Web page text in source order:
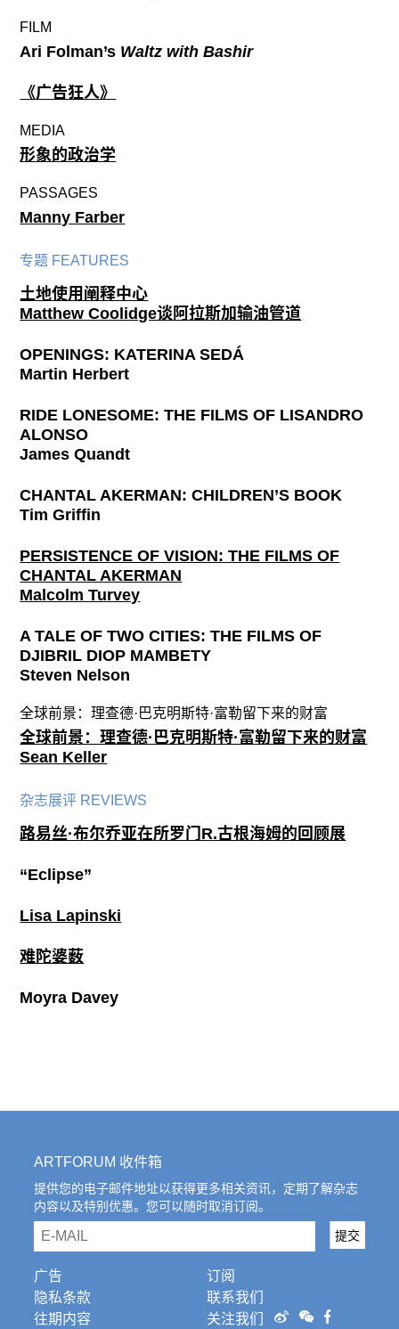
FILM
Ari Folman’s Waltz with Bashir
《广告狂人》
MEDIA
形象的政治学
PASSAGES
Manny Farber
专题 FEATURES
土地使用阐释中心
Matthew Coolidge谈阿拉斯加输油管道
OPENINGS: KATERINA SEDÁ
Martin Herbert
RIDE LONESOME: THE FILMS OF LISANDRO
ALONSO
James Quandt
CHANTAL AKERMAN: CHILDREN’S BOOK
Tim Griffin
PERSISTENCE OF VISION: THE FILMS OF
CHANTAL AKERMAN
Malcolm Turvey
A TALE OF TWO CITIES: THE FILMS OF
DJIBRIL DIOP MAMBETY
Steven Nelson
全球前景：理查德·巴克明斯特·富勒留下来的财富
全球前景：理查德·巴克明斯特·富勒留下来的财富
Sean Keller
杂志展评 REVIEWS
路易丝·布尔乔亚在所罗门R.古根海姆的回顾展
“Eclipse”
Lisa Lapinski
难陀婆薮
Moyra Davey
ARTFORUM 收件箱
提供您的电子邮件地址以获得更多相关资讯，定期了解杂志
内容以及特别优惠。您可以随时取消订阅。
email 提交
广告
隐私条款
往期内容
订阅
联系我们
关注我们